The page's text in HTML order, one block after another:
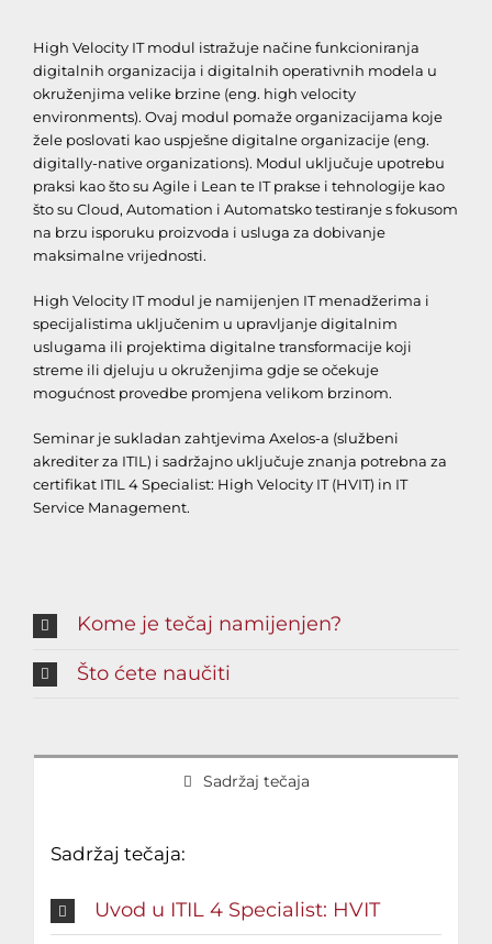
High Velocity IT modul istražuje načine funkcioniranja
digitalnih organizacija i digitalnih operativnih modela u
okruženjima velike brzine (eng. high velocity
environments). Ovaj modul pomaže organizacijama koje
žele poslovati kao uspješne digitalne organizacije (eng.
digitally-native organizations). Modul uključuje upotrebu
praksi kao što su Agile i Lean te IT prakse i tehnologije kao
što su Cloud, Automation i Automatsko testiranje s fokusom
na brzu isporuku proizvoda i usluga za dobivanje
maksimalne vrijednosti.
High Velocity IT modul je namijenjen IT menadžerima i
specijalistima uključenim u upravljanje digitalnim
uslugama ili projektima digitalne transformacije koji
streme ili djeluju u okruženjima gdje se očekuje
mogućnost provedbe promjena velikom brzinom.
Seminar je sukladan zahtjevima Axelos-a (službeni
akrediter za ITIL) i sadržajno uključuje znanja potrebna za
certifikat ITIL 4 Specialist: High Velocity IT (HVIT) in IT
Service Management.
Kome je tečaj namijenjen?
Što ćete naučiti
Sadržaj tečaja
Sadržaj tečaja:
Uvod u ITIL 4 Specialist: HVIT